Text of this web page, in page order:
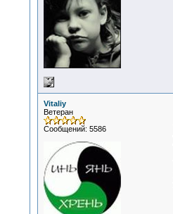
Vitaliy
Ветеран
Сообщений: 5586